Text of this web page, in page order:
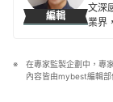
編輯
文深
業界
並參
獻。
在專家監製企劃中，專
內容皆由mybest編輯部